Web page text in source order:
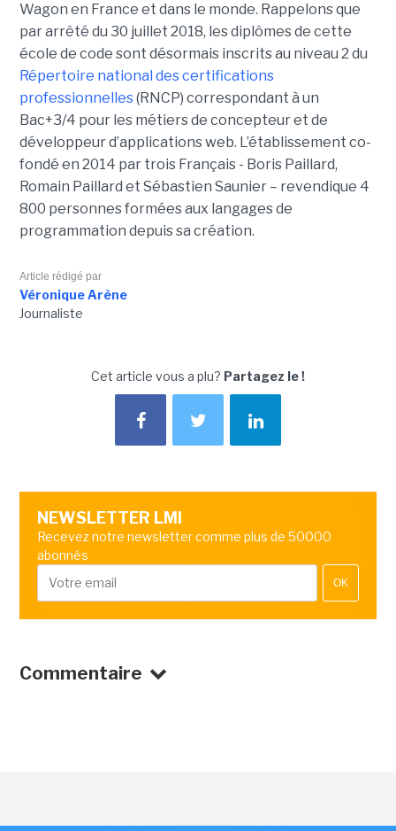
Wagon en France et dans le monde. Rappelons que
par arrêté du 30 juillet 2018, les diplômes de cette
école de code sont désormais inscrits au niveau 2 du
Répertoire national des certifications
professionnelles(RNCP) correspondant à un
Bac+3/4 pour les métiers de concepteur et de
développeur d’applications web. L’établissement co-
fondé en 2014 par trois Français - Boris Paillard,
Romain Paillard et Sébastien Saunier – revendique 4
800 personnes formées aux langages de
programmation depuis sa création.
Article rédigé par
Véronique Arène
Journaliste
Cet article vous a plu? Partagez le !
NEWSLETTER LMI
Recevez notre newsletter comme plus de 50000
abonnés
OK
Commentaire